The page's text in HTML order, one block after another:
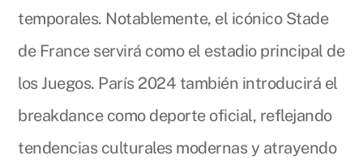
temporales. Notablemente, el icónico Stade
de France servirá como el estadio principal de
los Juegos. París 2024 también introducirá el
breakdance como deporte oficial, reflejando
tendencias culturales modernas y atrayendo